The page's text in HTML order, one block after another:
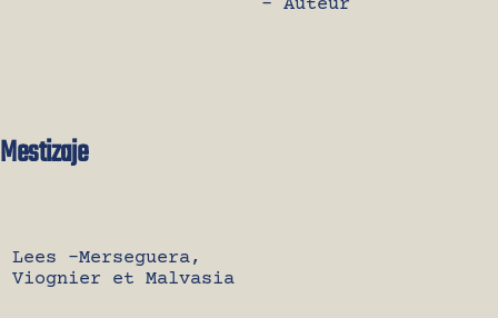
– Auteur
Mestizaje
Lees -Merseguera,
Viognier et Malvasia